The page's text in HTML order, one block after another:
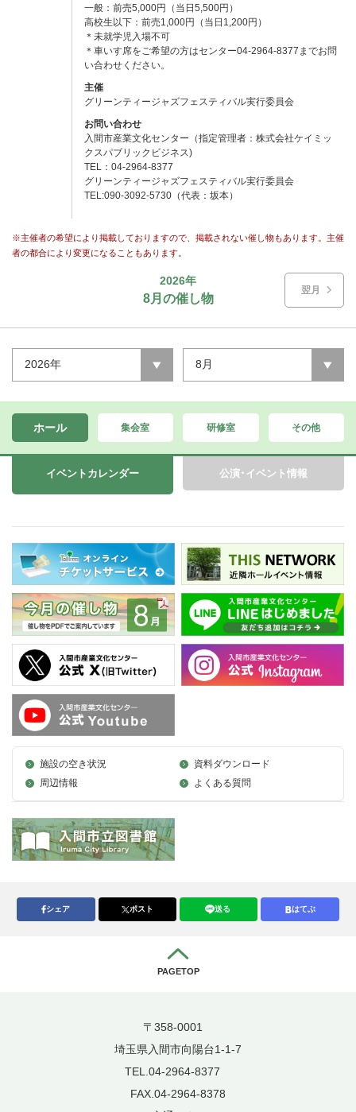
一般：前売5,000円（当日5,500円）
高校生以下：前売1,000円（当日1,200円）
＊未就学児入場不可
＊車いす席をご希望の方はセンター04-2964-8377までお問
い合わせください。
主催
グリーンティージャズフェスティバル実行委員会
お問い合わせ
入間市産業文化センター（指定管理者：株式会社ケイミッ
クスパブリックビジネス)
TEL：04-2964-8377
グリーンティージャズフェスティバル実行委員会
TEL:090-3092-5730（代表：坂本）
※主催者の希望により掲載しておりますので、掲載されない催し物もあります。主催
者の都合により変更になることもあります。
翌月
2026年
8月の催し物
2026年 8月
ホール 集会室 研修室 その他
イベントカレンダー 公演･イベント情報
施設の空き状況
資料ダウンロード
周辺情報
よくある質問
シェア ポスト 送る はてぶ
PAGETOP
〒358-0001
埼玉県入間市向陽台1-1-7
TEL.04-2964-8377
FAX.04-2964-8378